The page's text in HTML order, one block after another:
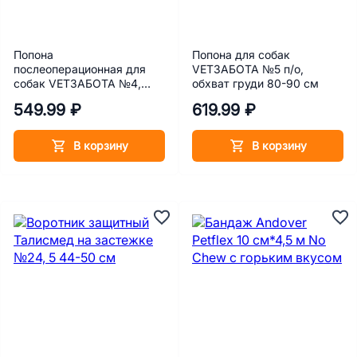
Попона
послеоперационная для
собак VETЗАБОТА №4,
549.99 ₽
В корзину
Попона для собак
VETЗАБОТА №5 п/о,
обхват груди 80-90 см
619.99 ₽
В корзину